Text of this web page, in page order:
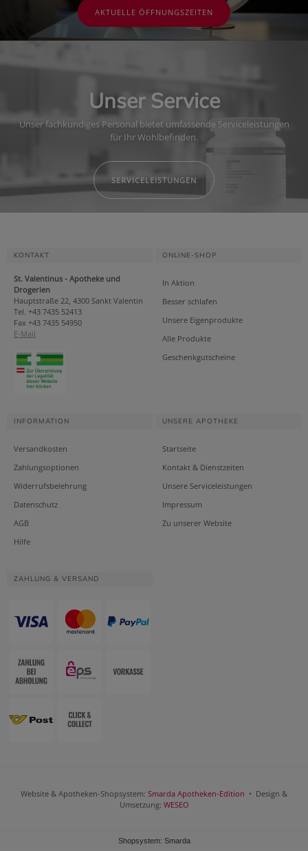
AKTUELLE ÖFFNUNGSZEITEN
Unser Service
Unser fachkundiges Personal bietet umfassende Serviceleistungen
für Ihr Wohlbefinden.
SERVICELEISTUNGEN
KONTAKT
St. Valentinus - Apotheke und
Drogerien
Hauptstraße 22, 4300 Sankt Valentin
Tel. +43 7435 52413
Fax +43 7435 54950
E-Mail
ONLINE-SHOP
In Aktion
Besser schlafen
Unsere Eigenprodukte
Alle Produkte
Geschenkgutscheine
INFORMATION
Versandkosten
Zahlungsoptionen
Widerrufsbelehrung
Datenschutz
AGB
Hilfe
UNSERE APOTHEKE
Startseite
Kontakt & Dienstzeiten
Unsere Serviceleistungen
Impressum
Zu unserer Website
ZAHLUNG & VERSAND
Website & Apotheken-Shopsystem: Smarda Apotheken-Edition • Design &
Umsetzung: WESEO
Shopsystem: Smarda